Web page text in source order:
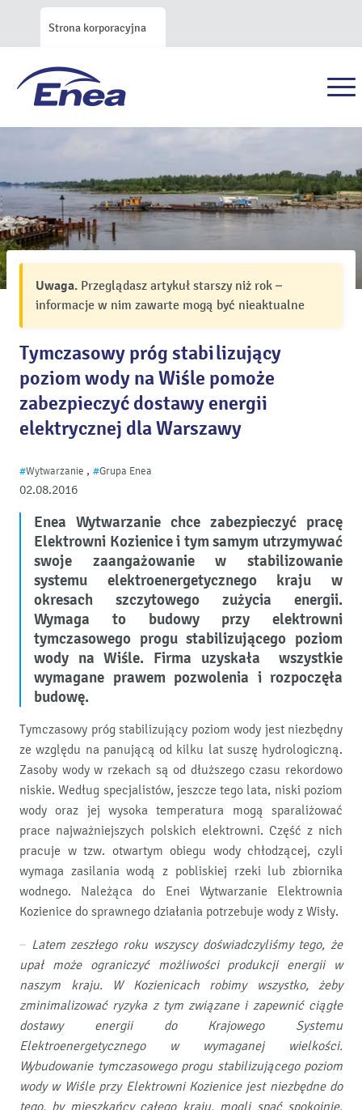
Strona korporacyjna
Uwaga. Przeglądasz artykuł starszy niż rok –
informacje w nim zawarte mogą być nieaktualne
Tymczasowy próg stabilizujący
poziom wody na Wiśle pomoże
zabezpieczyć dostawy energii
elektrycznej dla Warszawy
02.08.2016
#Wytwarzanie , #Grupa Enea
Enea Wytwarzanie chce zabezpieczyć pracę
Elektrowni Kozienice i tym samym utrzymywać
swoje zaangażowanie w stabilizowanie
systemu elektroenergetycznego kraju w
okresach szczytowego zużycia energii.
Wymaga to budowy przy elektrowni
tymczasowego progu stabilizującego poziom
wody na Wiśle. Firma uzyskała wszystkie
wymagane prawem pozwolenia i rozpoczęła
budowę.
Tymczasowy próg stabilizujący poziom wody jest niezbędny
ze względu na panującą od kilku lat suszę hydrologiczną.
Zasoby wody w rzekach są od dłuższego czasu rekordowo
niskie. Według specjalistów, jeszcze tego lata, niski poziom
wody oraz jej wysoka temperatura mogą sparaliżować
prace najważniejszych polskich elektrowni. Część z nich
pracuje w tzw. otwartym obiegu wody chłodzącej, czyli
wymaga zasilania wodą z pobliskiej rzeki lub zbiornika
wodnego. Należąca do Enei Wytwarzanie Elektrownia
Kozienice do sprawnego działania potrzebuje wody z Wisły.
– Latem zeszłego roku wszyscy doświadczyliśmy tego, że
upał może ograniczyć możliwości produkcji energii w
naszym kraju. W Kozienicach robimy wszystko, żeby
zminimalizować ryzyka z tym związane i zapewnić ciągłe
dostawy energii do Krajowego Systemu
Elektroenergetycznego w wymaganej wielkości.
Wybudowanie tymczasowego progu stabilizującego poziom
wody w Wiśle przy Elektrowni Kozienice jest niezbędne do
tego, by mieszkańcy całego kraju, mogli spać spokojnie,